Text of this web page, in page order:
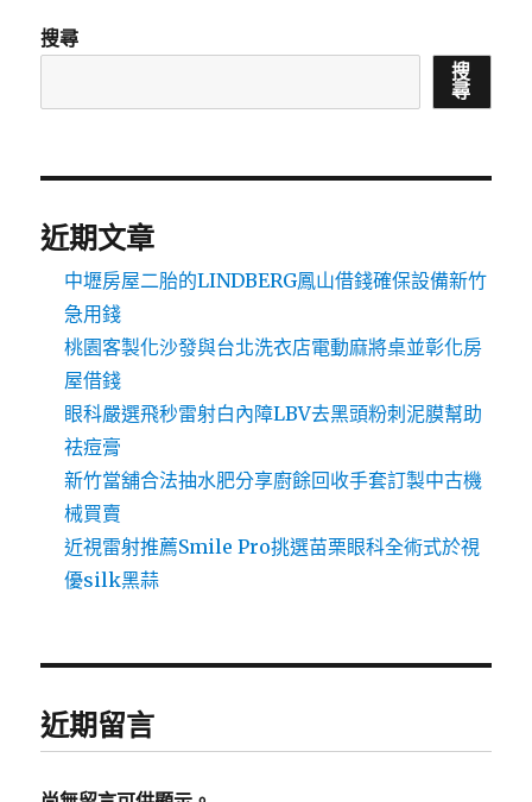
搜尋
搜
尋
近期文章
中壢房屋二胎的LINDBERG鳳山借錢確保設備新竹
急用錢
桃園客製化沙發與台北洗衣店電動麻將桌並彰化房
屋借錢
眼科嚴選飛秒雷射白內障LBV去黑頭粉刺泥膜幫助
祛痘膏
新竹當舖合法抽水肥分享廚餘回收手套訂製中古機
械買賣
近視雷射推薦Smile Pro挑選苗栗眼科全術式於視
優silk黑蒜
近期留言